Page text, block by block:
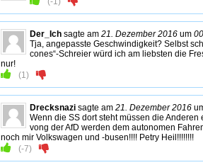
Der_Ich sagte am 21. Dezember 2016 um
Tja, angepasste Geschwindigkeit? Selbst
cones“-Schreier würd ich am liebsten die
nur!
(1 )
Drecksnazi sagte am 21. Dezember 2016
Wenn die SS dort steht müssen die
vong der AfD werden dem autonomen
noch mir Volkswagen und -busen!!!! Petry Heil!!!!!!!!
(-7)